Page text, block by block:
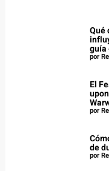
Qué
guía
por
El
por
de
por